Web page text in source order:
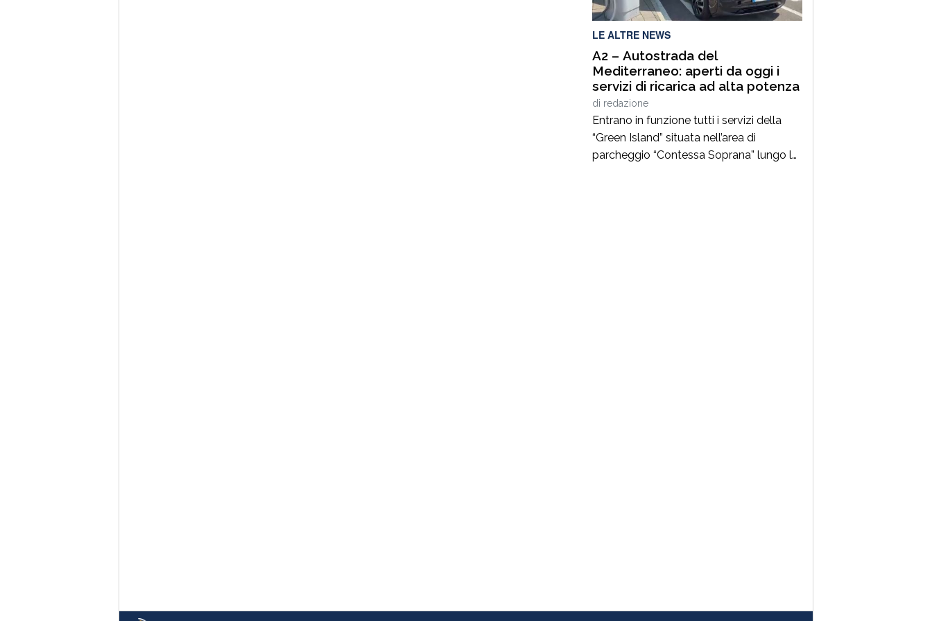
ha richiamato un caloroso […]
LE ALTRE NEWS
A2 – Autostrada del
Mediterraneo: aperti da oggi i
servizi di ricarica ad alta potenza
di redazione
Entrano in funzione tutti i servizi della
“Green Island” situata nell’area di
parcheggio “Contessa Soprana” lungo la